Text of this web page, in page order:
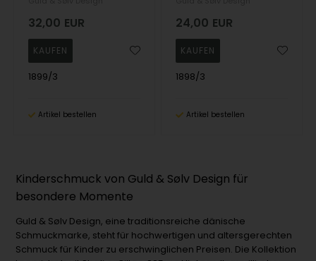
32,00 EUR
1899/3
Artikel bestellen
24,00 EUR
1898/3
Artikel bestellen
Kinderschmuck von Guld & Sølv Design für
besondere Momente
Guld & Sølv Design, eine traditionsreiche dänische
Schmuckmarke, steht für hochwertigen und altersgerechten
Schmuck für Kinder zu erschwinglichen Preisen. Die Kollektion